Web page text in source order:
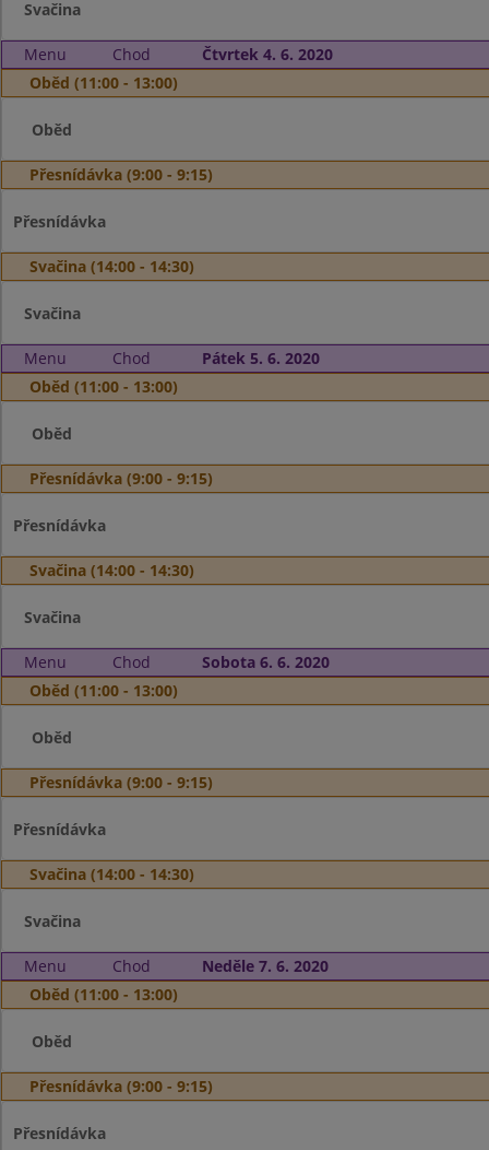
Svačina
Menu Chod
Čtvrtek 4. 6. 2020
Oběd (11:00 - 13:00)
Oběd
Přesnídávka (9:00 - 9:15)
Přesnídávka
Svačina (14:00 - 14:30)
Svačina
Menu Chod
Pátek 5. 6. 2020
Oběd (11:00 - 13:00)
Oběd
Přesnídávka (9:00 - 9:15)
Přesnídávka
Svačina (14:00 - 14:30)
Svačina
Menu Chod
Sobota 6. 6. 2020
Oběd (11:00 - 13:00)
Oběd
Přesnídávka (9:00 - 9:15)
Přesnídávka
Svačina (14:00 - 14:30)
Svačina
Menu Chod
Neděle 7. 6. 2020
Oběd (11:00 - 13:00)
Oběd
Přesnídávka (9:00 - 9:15)
Přesnídávka